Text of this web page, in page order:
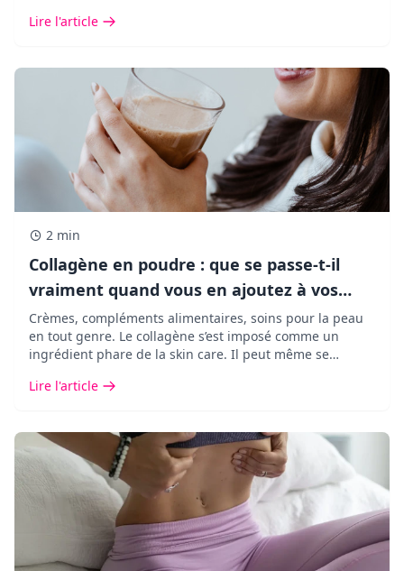
Lire l'article
2 min
Collagène en poudre : que se passe-t-il
vraiment quand vous en ajoutez à vos
boissons ?
Crèmes, compléments alimentaires, soins pour la peau
en tout genre. Le collagène s’est imposé comme un
ingrédient phare de la skin care. Il peut même se
Lire l'article